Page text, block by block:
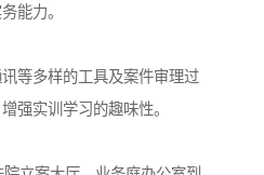
能力。
等多样的工具及案件审理过
强实训学习的趣味性。